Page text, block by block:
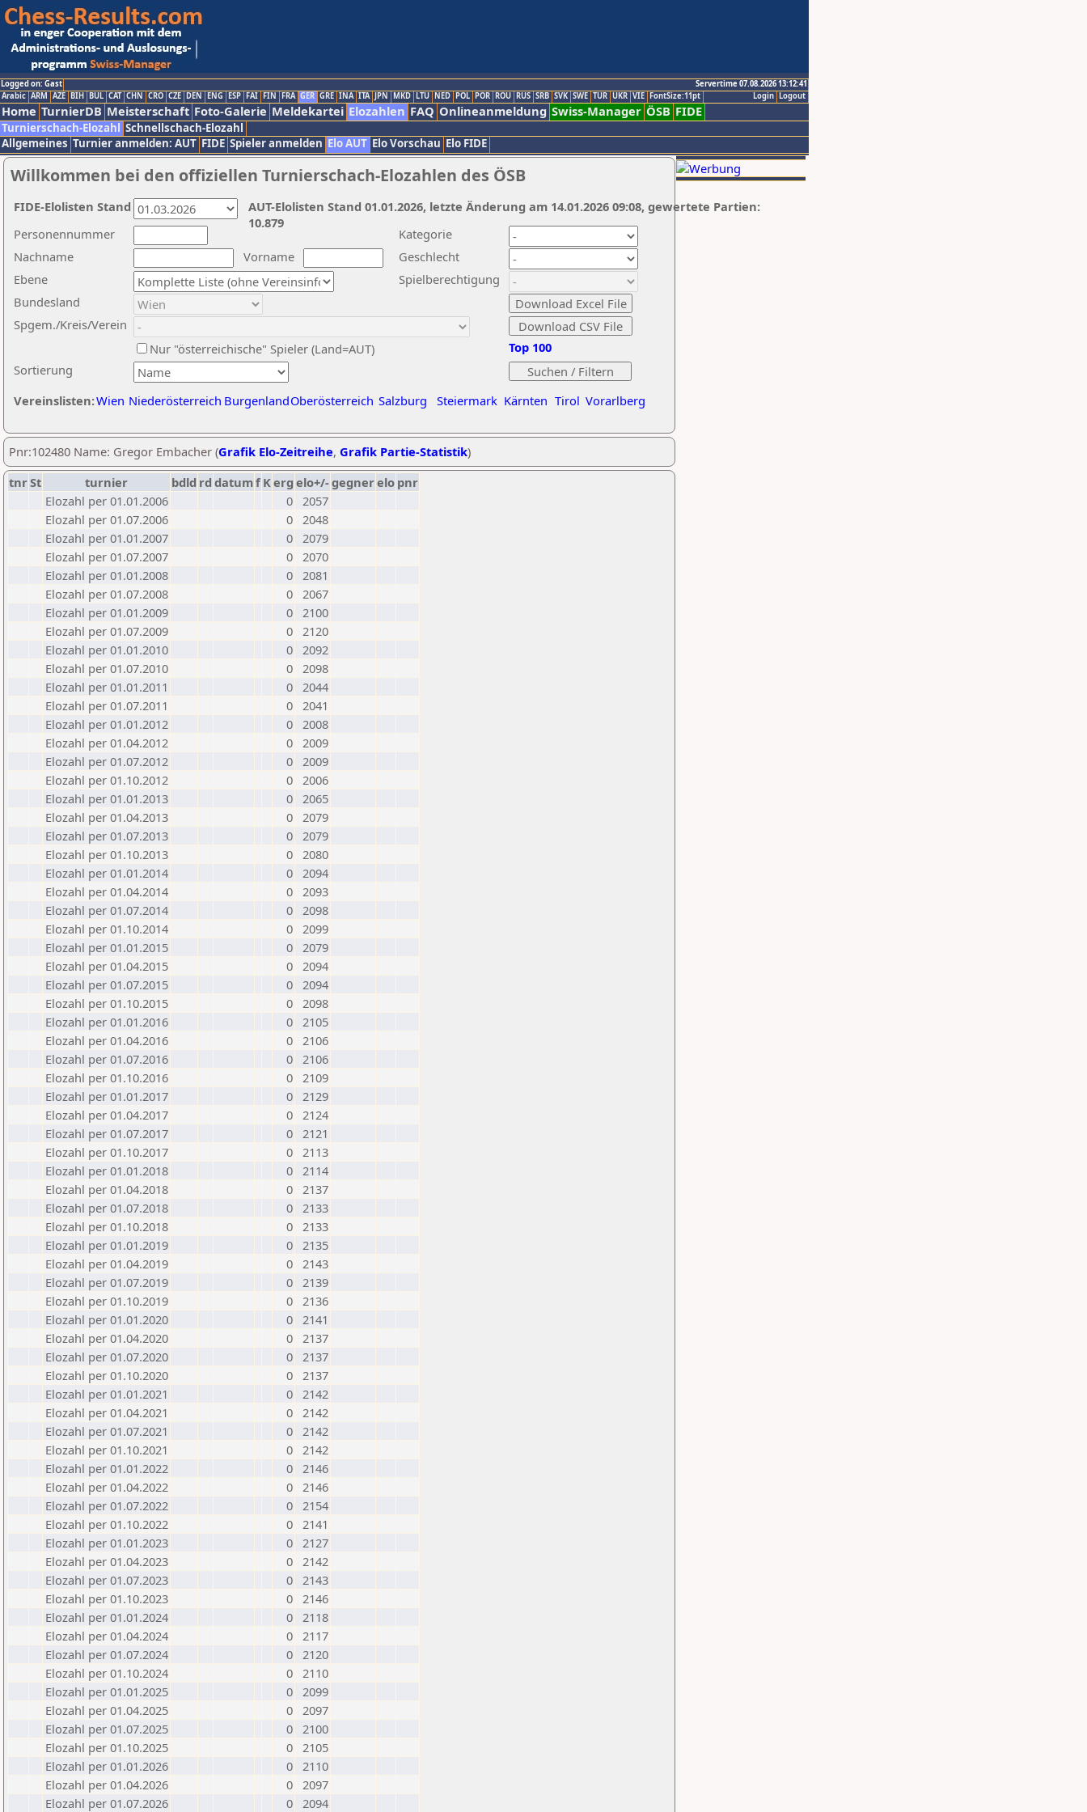
Logged on: Gast
Servertime 07.08.2026 13:12:41
Logout
Login
Arabic ARM AZE BIH BUL CAT CHN CRO CZE DEN ENG ESP FAI FIN FRA GER GRE INA ITA JPN MKD LTU NED POL POR ROU RUS SRB SVK SWE TUR UKR VIE FontSize:11pt
Home TurnierDB Meisterschaft Foto-Galerie Meldekartei Elozahlen FAQ Onlineanmeldung Swiss-Manager ÖSB FIDE
Turnierschach-Elozahl Schnellschach-Elozahl
Allgemeines Turnier anmelden: AUT FIDE Spieler anmelden Elo AUT Elo Vorschau Elo FIDE
Willkommen bei den offiziellen Turnierschach-Elozahlen des ÖSB
Nachname
Vorname
Ebene
Kategorie
Sortierung
Personennummer
Bundesland
Spgem./Kreis/Verein
Geschlecht
Nur "österreichische" Spieler (Land=AUT)
Spielberechtigung
Vereinslisten:Wien Niederösterreich BurgenlandOberösterreich Salzburg Steiermark Kärnten Tirol Vorarlberg
Top 100
AUT-Elolisten Stand 01.01.2026, letzte Änderung am 14.01.2026 09:08, gewertete Partien:
10.879
FIDE-Elolisten Stand
Pnr:102480 Name: Gregor Embacher (Grafik Elo-Zeitreihe, Grafik Partie-Statistik)
tnrSt turnier bdld rd datumf Kerg elo+/-gegnerelo pnr
Elozahl per 01.01.2006
0 2057
Elozahl per 01.07.2006
0 2048
Elozahl per 01.01.2007
0 2079
Elozahl per 01.07.2007
0 2070
Elozahl per 01.01.2008
0 2081
Elozahl per 01.07.2008
0 2067
Elozahl per 01.01.2009
0 2100
Elozahl per 01.07.2009
0 2120
Elozahl per 01.01.2010
0 2092
Elozahl per 01.07.2010
0 2098
Elozahl per 01.01.2011
0 2044
Elozahl per 01.07.2011
0 2041
Elozahl per 01.01.2012
0 2008
Elozahl per 01.04.2012
0 2009
Elozahl per 01.07.2012
0 2009
Elozahl per 01.10.2012
0 2006
Elozahl per 01.01.2013
0 2065
Elozahl per 01.04.2013
0 2079
Elozahl per 01.07.2013
0 2079
Elozahl per 01.10.2013
0 2080
Elozahl per 01.01.2014
0 2094
Elozahl per 01.04.2014
0 2093
Elozahl per 01.07.2014
0 2098
Elozahl per 01.10.2014
0 2099
Elozahl per 01.01.2015
0 2079
Elozahl per 01.04.2015
0 2094
Elozahl per 01.07.2015
0 2094
Elozahl per 01.10.2015
0 2098
Elozahl per 01.01.2016
0 2105
Elozahl per 01.04.2016
0 2106
Elozahl per 01.07.2016
0 2106
Elozahl per 01.10.2016
0 2109
Elozahl per 01.01.2017
0 2129
Elozahl per 01.04.2017
0 2124
Elozahl per 01.07.2017
0 2121
Elozahl per 01.10.2017
0 2113
Elozahl per 01.01.2018
0 2114
Elozahl per 01.04.2018
0 2137
Elozahl per 01.07.2018
0 2133
Elozahl per 01.10.2018
0 2133
Elozahl per 01.01.2019
0 2135
Elozahl per 01.04.2019
0 2143
Elozahl per 01.07.2019
0 2139
Elozahl per 01.10.2019
0 2136
Elozahl per 01.01.2020
0 2141
Elozahl per 01.04.2020
0 2137
Elozahl per 01.07.2020
0 2137
Elozahl per 01.10.2020
0 2137
Elozahl per 01.01.2021
0 2142
Elozahl per 01.04.2021
0 2142
Elozahl per 01.07.2021
0 2142
Elozahl per 01.10.2021
0 2142
Elozahl per 01.01.2022
0 2146
Elozahl per 01.04.2022
0 2146
Elozahl per 01.07.2022
0 2154
Elozahl per 01.10.2022
0 2141
Elozahl per 01.01.2023
0 2127
Elozahl per 01.04.2023
0 2142
Elozahl per 01.07.2023
0 2143
Elozahl per 01.10.2023
0 2146
Elozahl per 01.01.2024
0 2118
Elozahl per 01.04.2024
0 2117
Elozahl per 01.07.2024
0 2120
Elozahl per 01.10.2024
0 2110
Elozahl per 01.01.2025
0 2099
Elozahl per 01.04.2025
0 2097
Elozahl per 01.07.2025
0 2100
Elozahl per 01.10.2025
0 2105
Elozahl per 01.01.2026
0 2110
Elozahl per 01.04.2026
0 2097
Elozahl per 01.07.2026
0 2094